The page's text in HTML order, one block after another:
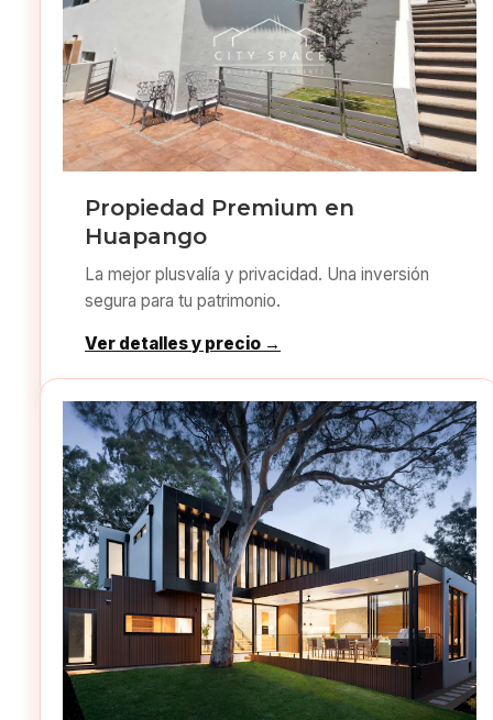
Propiedad Premium en
Huapango
La mejor plusvalía y privacidad. Una inversión
segura para tu patrimonio.
Ver detalles y precio →